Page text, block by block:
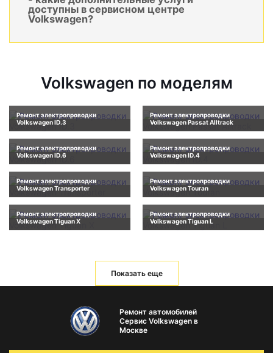
доступны в сервисном центре
Volkswagen?
Volkswagen по моделям
Ремонт электропроводки
Volkswagen ID.3
Ремонт электропроводки
Volkswagen Passat Alltrack
Ремонт электропроводки
Volkswagen ID.6
Ремонт электропроводки
Volkswagen ID.4
Ремонт электропроводки
Volkswagen Transporter
Ремонт электропроводки
Volkswagen Touran
Ремонт электропроводки
Volkswagen Tiguan X
Ремонт электропроводки
Volkswagen Tiguan L
Показать еще
Ремонт автомобилей
Сервис Volkswagen в
Москве